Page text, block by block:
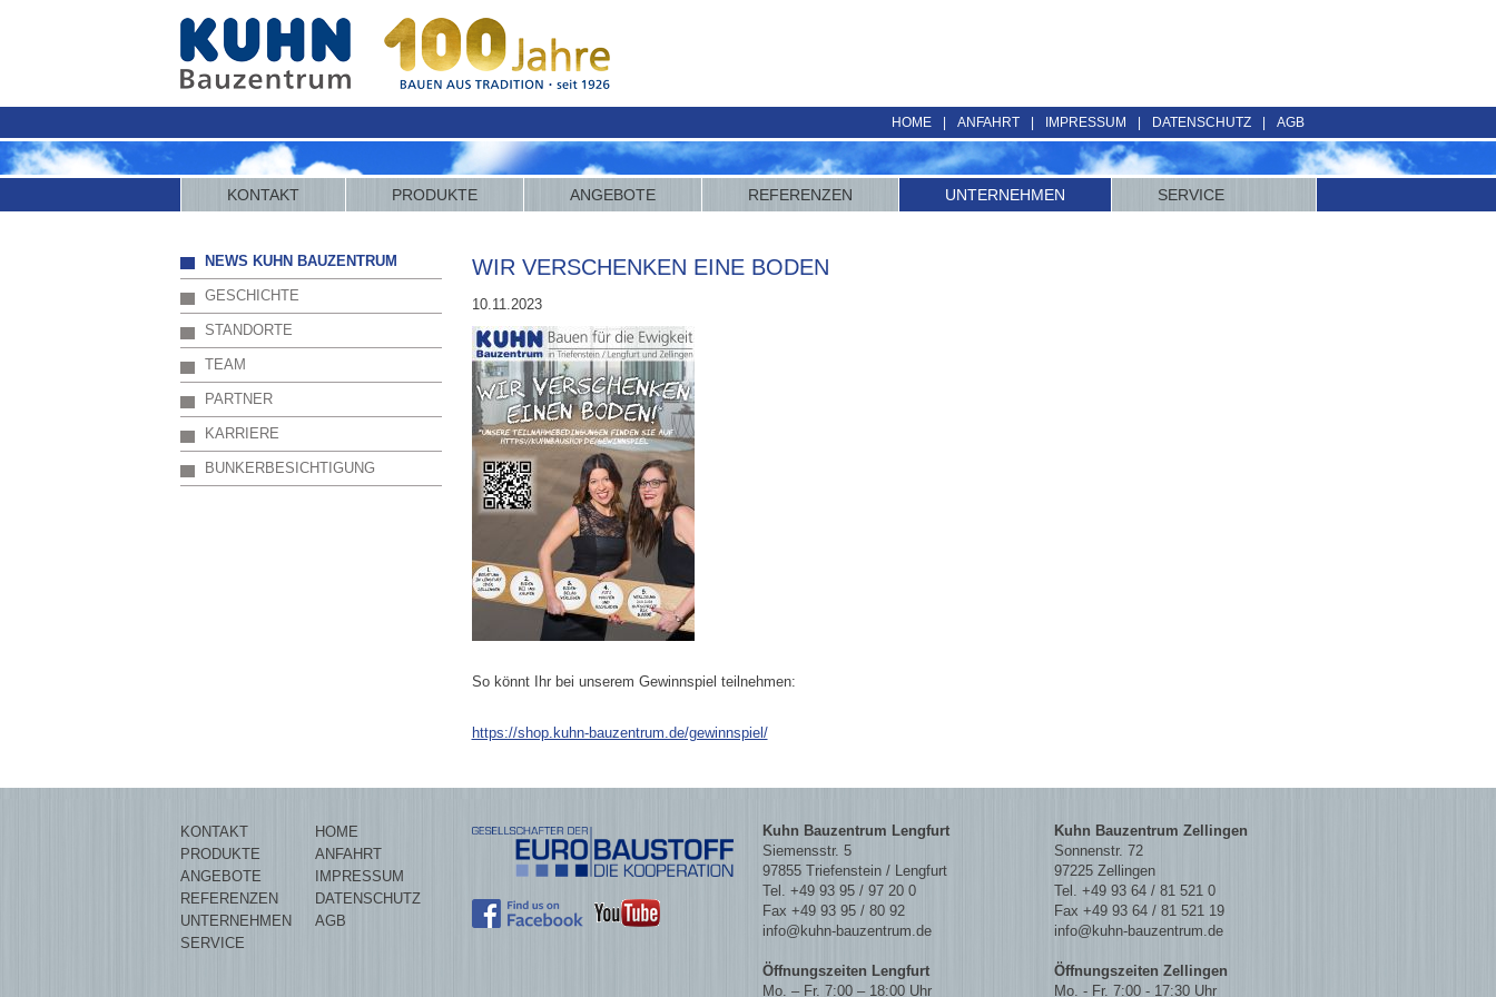
HOME ANFAHRT IMPRESSUM DATENSCHUTZ AGB
KONTAKT PRODUKTE ANGEBOTE REFERENZEN UNTERNEHMEN SERVICE
NEWS KUHN BAUZENTRUM
GESCHICHTE
STANDORTE
TEAM
PARTNER
KARRIERE
BUNKERBESICHTIGUNG
WIR VERSCHENKEN EINE BODEN
10.11.2023
So könnt Ihr bei unserem Gewinnspiel teilnehmen:
https://shop.kuhn-bauzentrum.de/gewinnspiel/
KONTAKT
PRODUKTE
ANGEBOTE
REFERENZEN
UNTERNEHMEN
SERVICE
HOME
ANFAHRT
IMPRESSUM
DATENSCHUTZ
AGB
Kuhn Bauzentrum Lengfurt
Siemensstr. 5
97855 Triefenstein / Lengfurt
Tel. +49 93 95 / 97 20 0
Fax +49 93 95 / 80 92
info@kuhn-bauzentrum.de
Öffnungszeiten Lengfurt
Mo. – Fr. 7:00 – 18:00 Uhr
Kuhn Bauzentrum Zellingen
Sonnenstr. 72
97225 Zellingen
Tel. +49 93 64 / 81 521 0
Fax +49 93 64 / 81 521 19
info@kuhn-bauzentrum.de
Öffnungszeiten Zellingen
Mo. - Fr. 7:00 - 17:30 Uhr